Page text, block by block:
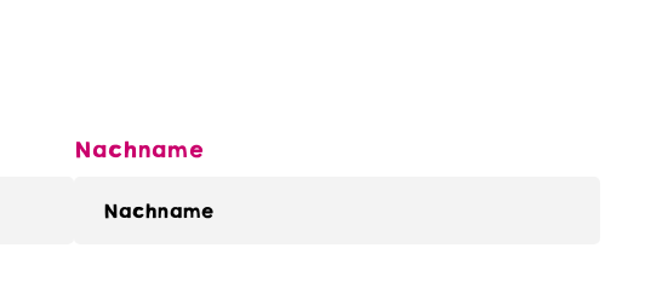
Nachname